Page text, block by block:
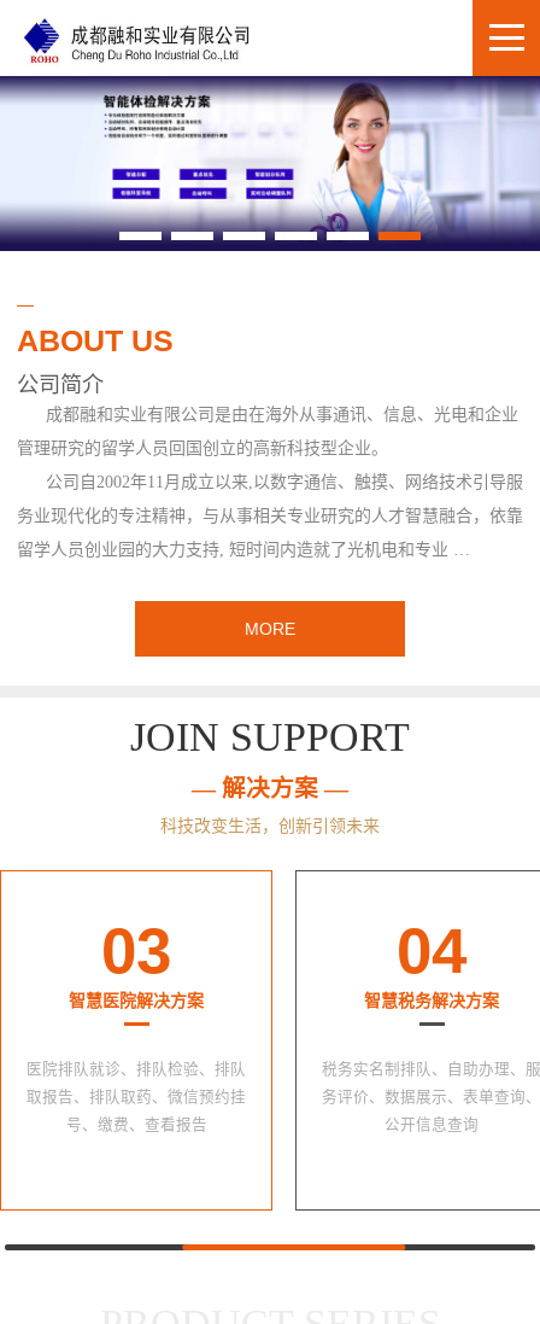
ABOUT US
公司简介
成都融和实业有限公司是由在海外从事通讯、信息、光电和企业
管理研究的留学人员回国创立的高新科技型企业。
公司自2002年11月成立以来,以数字通信、触摸、网络技术引导服
务业现代化的专注精神，与从事相关专业研究的人才智慧融合，依靠
留学人员创业园的大力支持, 短时间内造就了光机电和专业 …
MORE
JOIN SUPPORT
— 解决方案 —
科技改变生活，创新引领未来
03
智慧医院解决方案
医院排队就诊、排队检验、排队
取报告、排队取药、微信预约挂
号、缴费、查看报告
04
智慧税务解决方案
税务实名制排队、自助办理、服
务评价、数据展示、表单查询、
公开信息查询